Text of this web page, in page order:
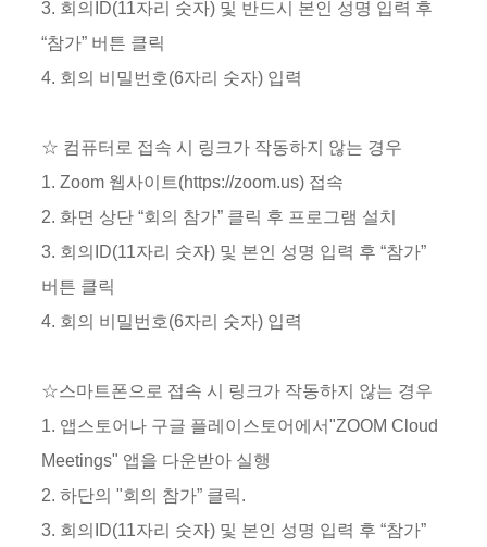
3. 회의ID(11자리 숫자) 및 반드시 본인 성명 입력 후
“참가” 버튼 클릭
4. 회의 비밀번호(6자리 숫자) 입력
☆ 컴퓨터로 접속 시 링크가 작동하지 않는 경우
1. Zoom 웹사이트(https://zoom.us) 접속
2. 화면 상단 “회의 참가” 클릭 후 프로그램 설치
3. 회의ID(11자리 숫자) 및 본인 성명 입력 후 “참가”
버튼 클릭
4. 회의 비밀번호(6자리 숫자) 입력
☆스마트폰으로 접속 시 링크가 작동하지 않는 경우
1. 앱스토어나 구글 플레이스토어에서"ZOOM Cloud
Meetings" 앱을 다운받아 실행
2. 하단의 "회의 참가” 클릭.
3. 회의ID(11자리 숫자) 및 본인 성명 입력 후 “참가”